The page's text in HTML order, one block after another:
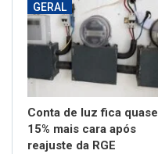
GERAL
Conta de luz fica quase
15% mais cara após
reajuste da RGE